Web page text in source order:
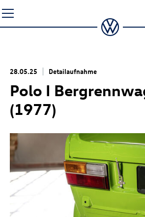
Seiteninhalt
springen
28.05.25 Detailaufnahme
Polo I
(1977)